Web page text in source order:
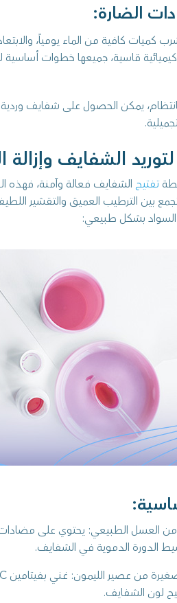
الضارة:
كميات كافية من الماء يومياً،
قاسية، جميعها خطوات
يمكن الحصول على شفايف
الشفايف وإزالة
تفتيح الشفايف فعالة وآمنة، فهذه
بين الترطيب العميق والتقشير
السواد بشكل طبيعي:
العسل الطبيعي: يحتوي على
الدورة الدموية في الشفايف.
لون الشفايف.